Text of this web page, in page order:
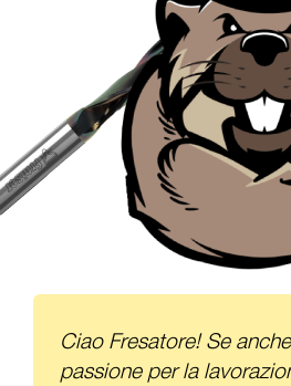
Ciao Fresatore! Se
passione per la